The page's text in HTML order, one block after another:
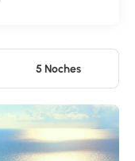
5 Noches